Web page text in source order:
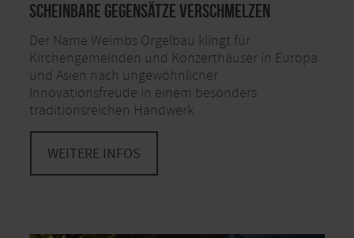
Scheinbare Gegensätze verschmelzen
Der Name Weimbs Orgelbau klingt für
Kirchengemeinden und Konzerthäuser in Europa
und Asien nach ungewöhnlicher
Innovationsfreude in einem besonders
traditionsreichen Handwerk.
WEITERE INFOS